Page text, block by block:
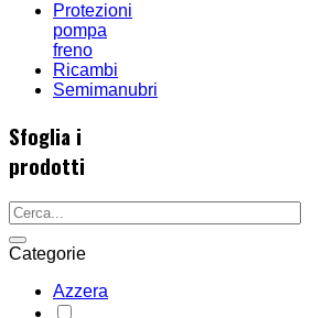
Protezioni
pompa
freno
Ricambi
Semimanubri
Sfoglia i
prodotti
Categorie
Azzera